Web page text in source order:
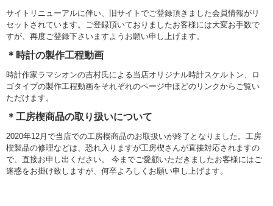
サイトリニューアルに伴い、旧サイトでご登録頂きました会員情報がリ
セットされています。ご登録頂いておりましたお客様には大変お手数で
すが、再度ご登録下さいますようお願い申し上げます。
＊時計の製作工程動画
時計作家ラマシオンの吉村氏による当店オリジナル時計スケルトン、
ロ
ゴタイプの製作工程動画をそれぞれのページ中ほどのリンクからご覧い
ただけます。
＊工房楔商品の取り扱いについて
2020年12月で当店での工房楔商品のお取扱いが終了となりました。工房
楔製品の修理などは、恐れ入りますが工房楔さんが直接対応されますの
で、直接お申し出ください。 今までご愛顧いただきましたお客様にはご
迷惑をお掛け致しますが、何卒よろしくお願い申し上げます。